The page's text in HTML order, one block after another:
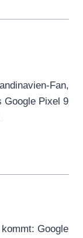
Fan,
Google Pixel 9
Google